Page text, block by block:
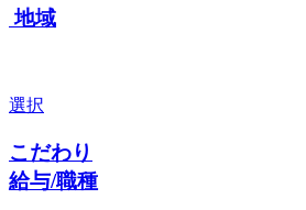
地域
選択
こだわり
給与/職種